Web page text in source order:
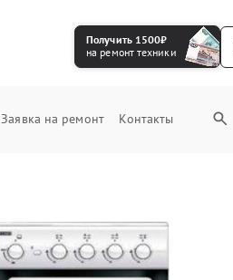
Получить 1500₽
на ремонт техники
Заявка на ремонт Контакты